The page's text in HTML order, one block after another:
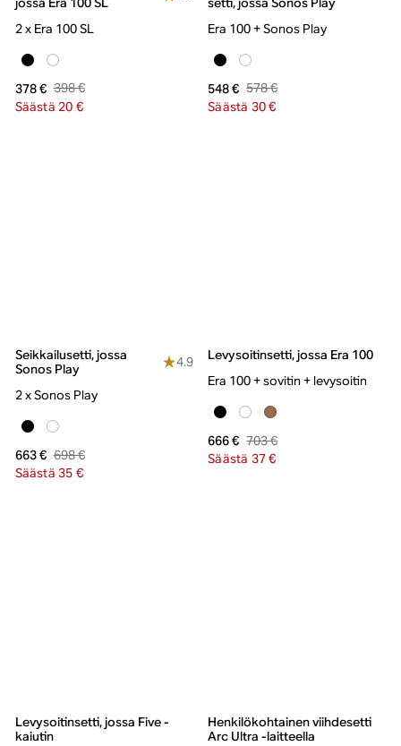
2 x Era 100 SL
378 € 398 €
Säästä 20 €
Era 100 + Sonos Play
548 € 578 €
Säästä 30 €
Seikkailusetti, jossa
Sonos Play
4.9
2 x Sonos Play
663 € 698 €
Säästä 35 €
Levysoitinsetti, jossa Era 100
Era 100 + sovitin + levysoitin
666 € 703 €
Säästä 37 €
Levysoitinsetti, jossa Five -
kaiutin
Henkilökohtainen viihdesetti
Arc Ultra -laitteella